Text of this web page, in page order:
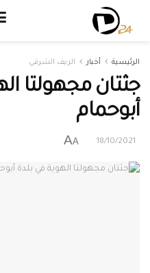
الرئيسية أخبار الريف الشرقي
جثتان مجهولتا
أبوحمام
18/10/2021
A
A